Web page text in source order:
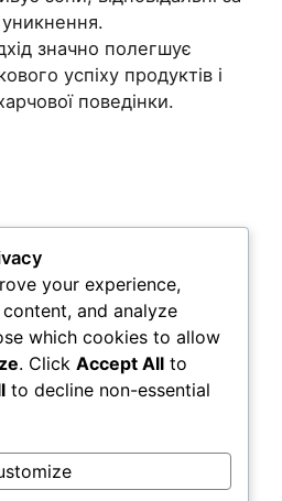
уникнення.
значно полегшує
успіху продуктів і
поведінки.
your experience,
and analyze
which cookies to allow
. Click Accept All to
to decline non-essential